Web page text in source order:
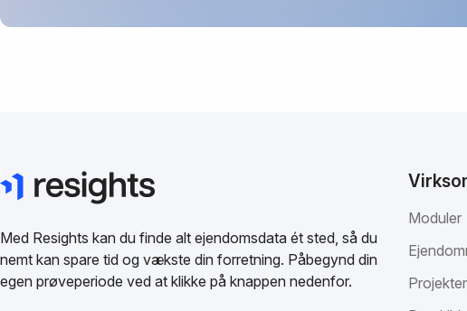
Med Resights kan du finde alt ejendomsdata ét sted, så du
nemt kan spare tid og vækste din forretning. Påbegynd din
egen prøveperiode ved at klikke på knappen nedenfor.
Moduler
Projekter